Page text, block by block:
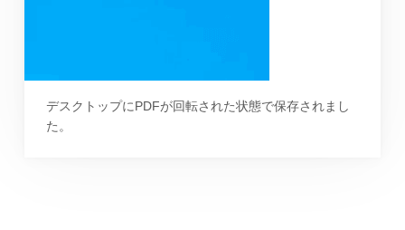
デスクトップにPDFが回転された状態で保存されまし
た。